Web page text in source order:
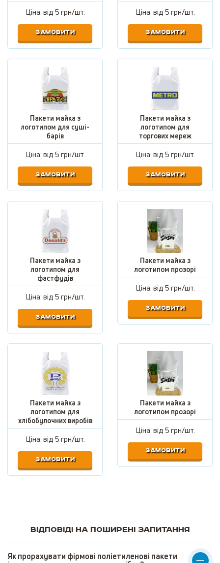
Ціна: від5 грн/шт.
ЗАМОВИТИ
Ціна: від5 грн/шт.
ЗАМОВИТИ
Пакети майка з
логотипом для суші-
барів
Ціна: від5 грн/шт.
ЗАМОВИТИ
Пакети майка з
логотипом для
торгових мереж
Ціна: від5 грн/шт.
ЗАМОВИТИ
Пакети майка з
логотипом для
фастфудів
Ціна: від5 грн/шт.
ЗАМОВИТИ
Пакети майка з
логотипом прозорі
Ціна: від5 грн/шт.
ЗАМОВИТИ
Пакети майка з
логотипом для
хлібобулочних виробів
Ціна: від5 грн/шт.
ЗАМОВИТИ
Пакети майка з
логотипом прозорі
Ціна: від5 грн/шт.
ЗАМОВИТИ
Відповіді на поширені запитання
Як прорахувати фірмові поліетиленові пакети